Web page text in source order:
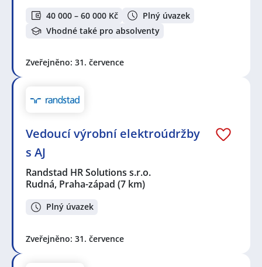
40 000 – 60 000 Kč
Plný úvazek
Vhodné také pro absolventy
Zveřejněno: 31. července
Vedoucí výrobní elektroúdržby
s AJ
Randstad HR Solutions s.r.o.
Rudná, Praha-západ (7 km)
Plný úvazek
Zveřejněno: 31. července